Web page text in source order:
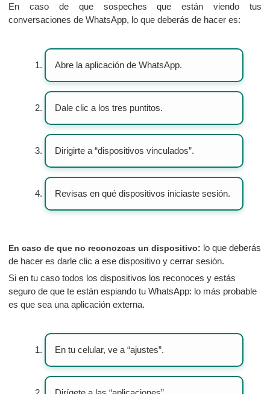
En caso de que sospeches que están viendo tus
conversaciones de WhatsApp, lo que deberás de hacer es:
Abre la aplicación de WhatsApp.
Dale clic a los tres puntitos.
Dirigirte a “dispositivos vinculados”.
Revisas en qué dispositivos iniciaste sesión.
En caso de que no reconozcas un dispositivo: lo que deberás
de hacer es darle clic a ese dispositivo y cerrar sesión.
Si en tu caso todos los dispositivos los reconoces y estás
seguro de que te están espiando tu WhatsApp: lo más probable
es que sea una aplicación externa.
En tu celular, ve a “ajustes”.